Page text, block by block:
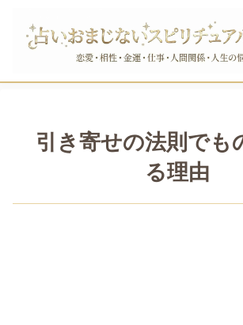
引き寄せの法則でも
る理由